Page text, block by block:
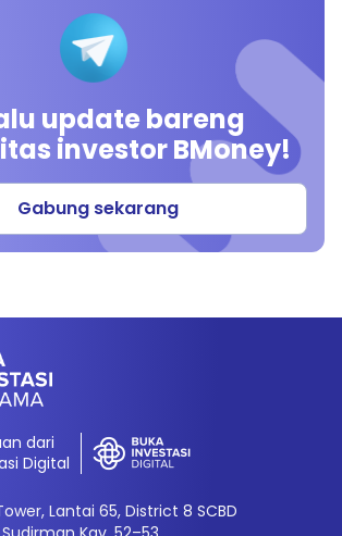
update bareng
investor BMoney!
Gabung sekarang
dari
Digital
Lantai 65, District 8 SCBD